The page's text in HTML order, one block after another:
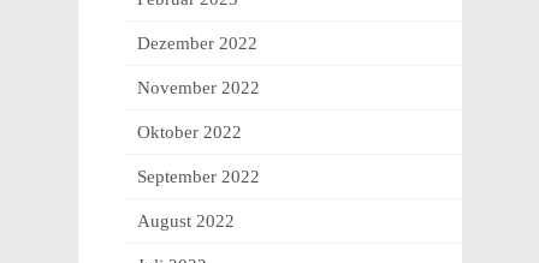
Dezember 2022
November 2022
Oktober 2022
September 2022
August 2022